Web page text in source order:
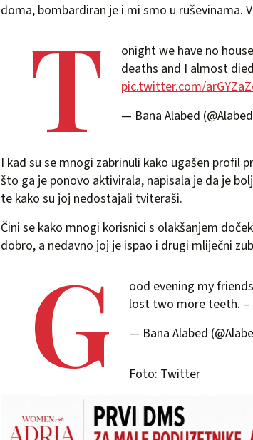
doma, bombardiran je i mi smo u ruševinama.
T
onight we have no
deaths and I almost
pic.twitter.com/
— Bana Alabed
I kad su se mnogi zabrinuli kako ugašen profil
što ga je ponovo aktivirala, napisala je da je
te kako su joj nedostajali tviteraši.
Čini se kako mnogi korisnici s olakšanjem
dobro, a nedavno joj je ispao i drugi mliječni
G
ood evening my
lost two more teeth. –
— Bana Alabed
Foto: Twitter